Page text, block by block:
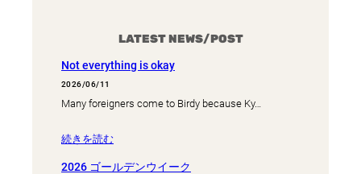
LATEST NEWS/POST
Not everything is okay
2026/06/11
Many foreigners come to Birdy because Ky…
続きを読む
2026 ゴールデンウイーク